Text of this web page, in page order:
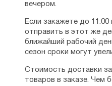
вечером.
Если закажете до
отправить в этот же
ближайший рабочий
сезон сроки могут
Стоимость доставки
товаров в заказе. Чем